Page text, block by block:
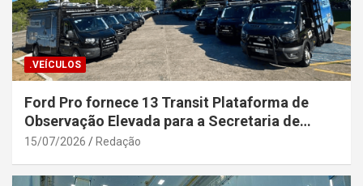
.VEÍCULOS
Ford Pro fornece 13 Transit Plataforma de
Observação Elevada para a Secretaria de
Segurança Pública da Bahia
15/07/2026 Redação